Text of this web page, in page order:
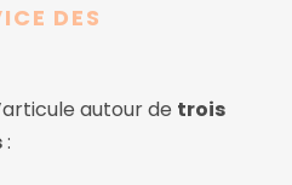
DES
autour de trois
: